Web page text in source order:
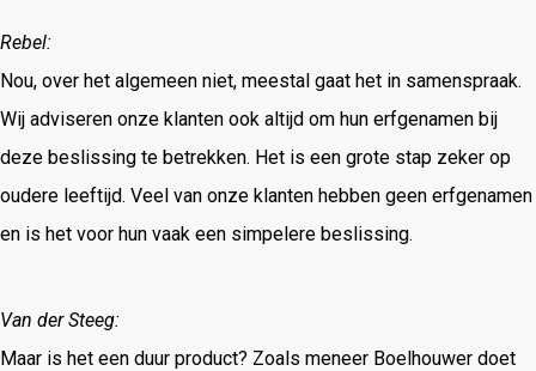
Rebel:
Nou, over het algemeen niet, meestal gaat het in samenspraak.
Wij adviseren onze klanten ook altijd om hun erfgenamen bij
deze beslissing te betrekken. Het is een grote stap zeker op
oudere leeftijd. Veel van onze klanten hebben geen erfgenamen
en is het voor hun vaak een simpelere beslissing.
Van der Steeg:
Maar is het een duur product? Zoals meneer Boelhouwer doet